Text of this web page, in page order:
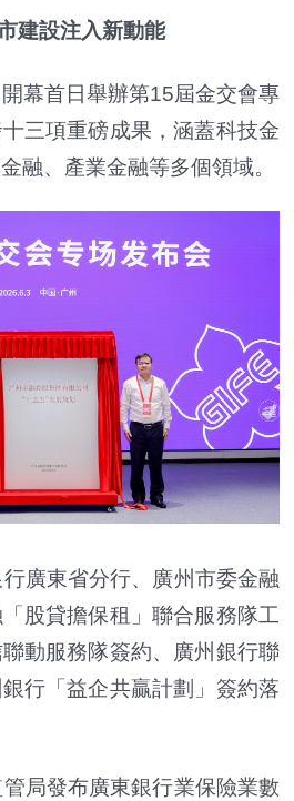
建設注入新動能
幕首日舉辦第15屆金交會專
三項重磅成果，涵蓋科技金
融、產業金融等多個領域。
廣東省分行、廣州市委金融
股貸擔保租」聯合服務隊工
動服務隊簽約、廣州銀行聯
行「益企共贏計劃」簽約落
局發布廣東銀行業保險業數